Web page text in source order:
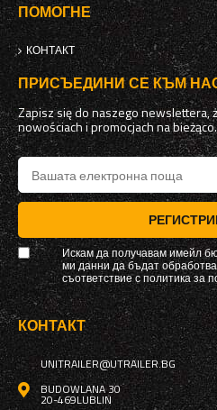
ПОМОГНЕ
КОНТАКТ
ПРИСЪЕДИНИ СЕ КЪМ
Zapisz się do naszego newslettera,
nowościach i promocjach na bieżąco.
Искам да получавам имейл
ми данни да бъдат
съответствие сполитика за
КОНТАКТ
UNITRAILER@UTRAILER.BG
BUDOWLANA 30
20-469LUBLIN